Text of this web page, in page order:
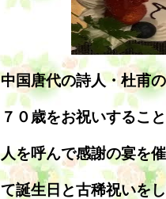
中国唐代の詩人・杜甫
７０歳をお祝いするこ
人を呼んで感謝の宴を
て誕生日と古稀祝いを